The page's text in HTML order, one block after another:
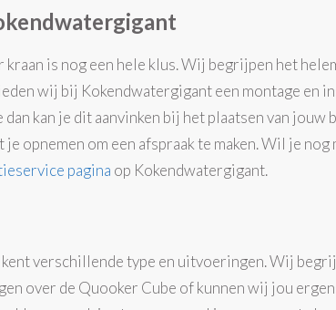
is nog een hele klus. Wij begrijpen het
wij bij Kokendwatergigant een montage en
kan je dit aanvinken bij het plaatsen van jouw
opnemen om een afspraak te maken. Wil je nog
pagina op Kokendwatergigant.
verschillende type en uitvoeringen. Wij
over de Quooker Cube of kunnen wij jou